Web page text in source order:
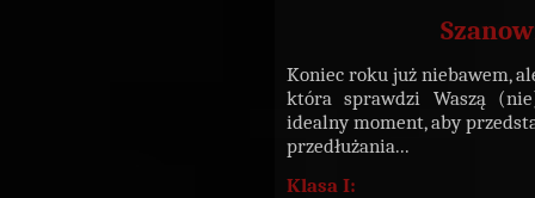
Koniec roku już niebawem,
która sprawdzi Waszą
idealny moment, aby
przedłużania...
Klasa I: